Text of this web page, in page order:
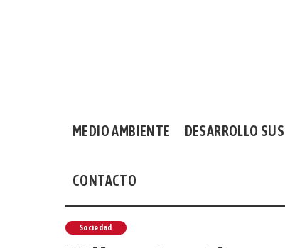
MEDIO AMBIENTE DESARROLLO
CONTACTO
Sociedad